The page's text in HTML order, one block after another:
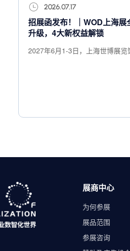
2026.07.17
招展函发布！｜WOD上海展
升级，4大新权益解锁
2027年6月1-3日，上海世博展览
展商中心
为何参展
展品范围
参展咨询